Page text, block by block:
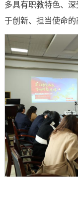
多具有职教特色、深
于创新、担当使命的